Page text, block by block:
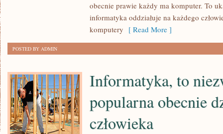
obecnie prawie każdy ma komputer. To
informatyka oddziałuje na każdego
komputery [ Read More ]
POSTED BY ADMIN
Informatyka, to
popularna obecnie
człowieka